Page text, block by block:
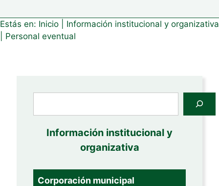
Estás en: Inicio
Información institucional y organizativa
Personal eventual
Información institucional y
organizativa
Corporación municipal